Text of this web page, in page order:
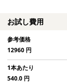
お試し費用
参考価格
12960 円
1本あたり
540.0 円